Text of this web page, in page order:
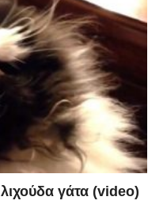
γάτα (video)